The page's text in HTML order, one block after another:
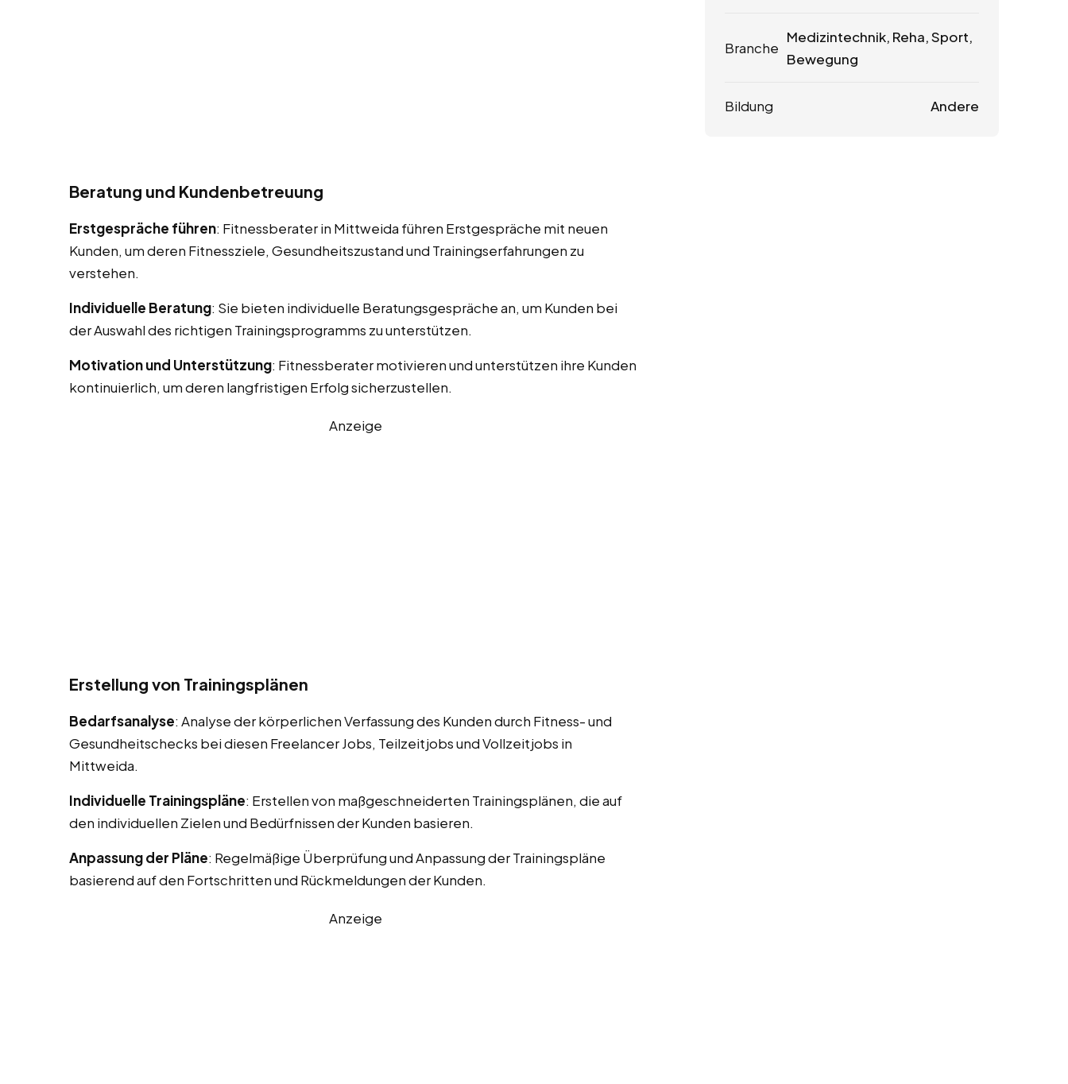
Beratung und Kundenbetreuung
Erstgespräche führen: Fitnessberater in Mittweida führen Erstgespräche mit neuen
Kunden, um deren Fitnessziele, Gesundheitszustand und Trainingserfahrungen zu
verstehen.
Individuelle Beratung: Sie bieten individuelle Beratungsgespräche an, um Kunden bei
der Auswahl des richtigen Trainingsprogramms zu unterstützen.
Motivation und Unterstützung: Fitnessberater motivieren und unterstützen ihre Kunden
kontinuierlich, um deren langfristigen Erfolg sicherzustellen.
Anzeige
Erstellung von Trainingsplänen
Bedarfsanalyse: Analyse der körperlichen Verfassung des Kunden durch Fitness- und
Gesundheitschecks bei diesen Freelancer Jobs, Teilzeitjobs und Vollzeitjobs in
Mittweida.
Individuelle Trainingspläne: Erstellen von maßgeschneiderten Trainingsplänen, die auf
den individuellen Zielen und Bedürfnissen der Kunden basieren.
Anpassung der Pläne: Regelmäßige Überprüfung und Anpassung der Trainingspläne
basierend auf den Fortschritten und Rückmeldungen der Kunden.
Anzeige
Branche
Medizintechnik, Reha, Sport,
Bewegung
Bildung Andere